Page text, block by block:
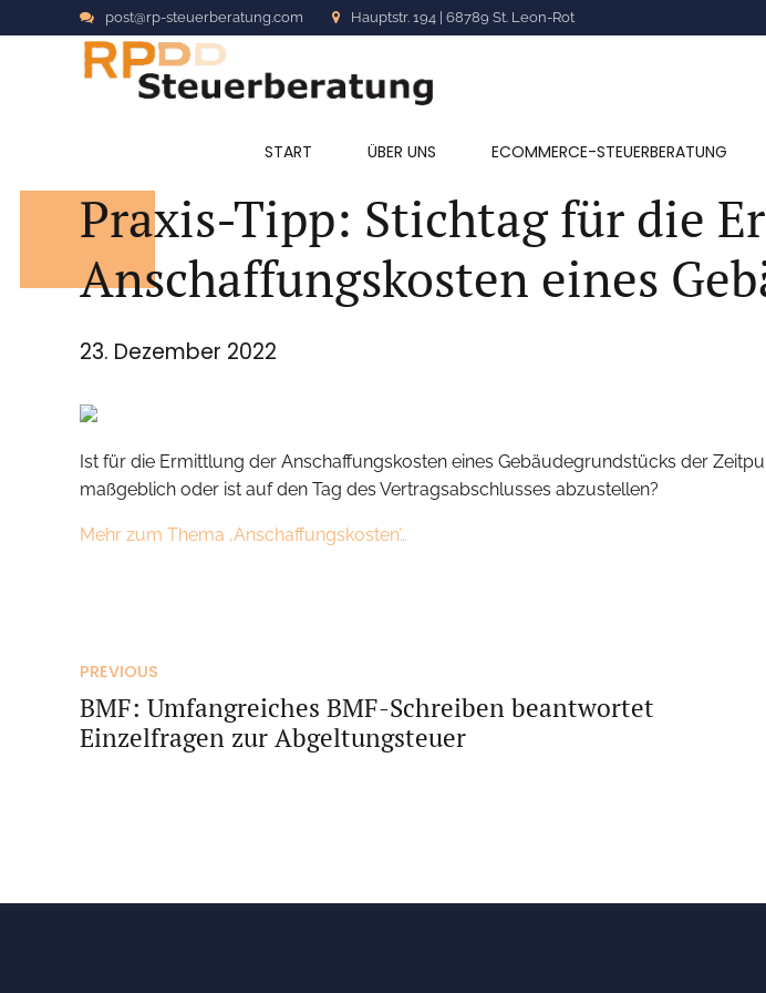
post@rp-steuerberatung.com Hauptstr. 194 | 68789 St. Leon-Rot
START ÜBER UNS ECOMMERCE-STEUERBERATUNG
Praxis-Tipp: Stichtag für die
Anschaffungskosten eines
23. Dezember 2022
Ist für die Ermittlung der Anschaffungskosten eines Gebäudegrundstücks der
maßgeblich oder ist auf den Tag des Vertragsabschlusses abzustellen?
Mehr zum Thema ‚Anschaffungskosten’…
PREVIOUS
BMF: Umfangreiches BMF-Schreiben beantwortet
Einzelfragen zur Abgeltungsteuer